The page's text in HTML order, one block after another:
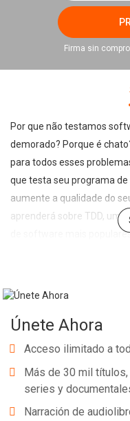
Firma sin
Por que não testamos
demorado? Porque é
para todos esses
que testa seu programa
aumente a qualidade do
aprenderá sobre TDD,
de software mais
o que o desenvolvedor
software! Todos os
Únete Ahora
Acceso ilimitado a
Más de 30 mil
series y
Narración de